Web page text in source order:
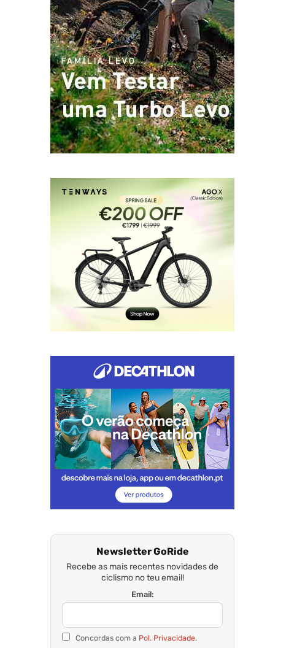
Newsletter GoRide
Recebe as mais recentes novidades de
ciclismo no teu email!
Email:
Concordas com a Pol. Privacidade.